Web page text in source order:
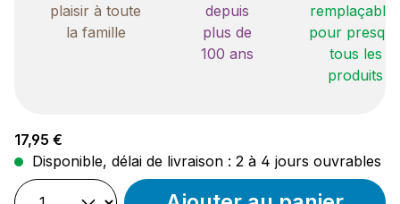
plaisir à toute
la famille
depuis
plus de
100 ans
remplaçables
pour
tous les
produits
Prix régulier :
17,95 €
Disponible, délai de livraison : 2 à 4 jours ouvrables